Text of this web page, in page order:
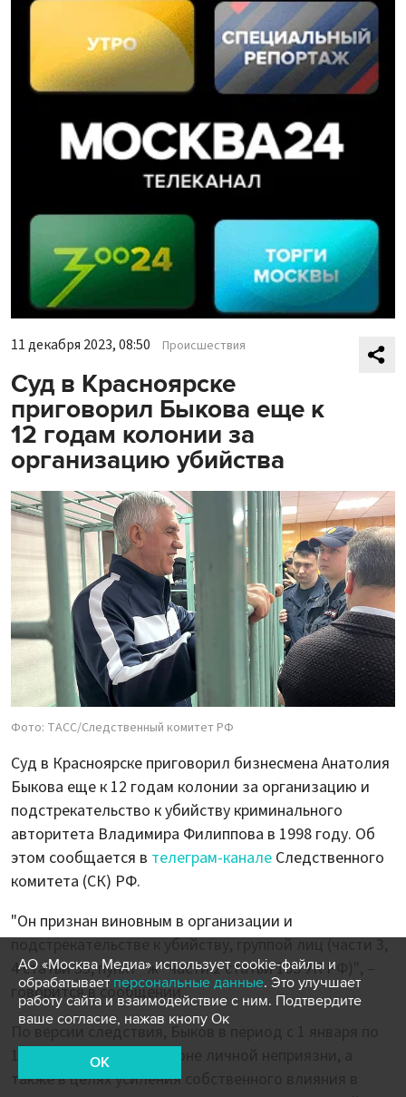
11 декабря 2023, 08:50 Происшествия
Суд в Красноярске
приговорил Быкова еще к
12 годам колонии за
организацию убийства
Фото: ТАСС/Следственный комитет РФ
Суд в Красноярске приговорил бизнесмена Анатолия
Быкова еще к 12 годам колонии за организацию и
подстрекательство к убийству криминального
авторитета Владимира Филиппова в 1998 году. Об
этом сообщается в телеграм-канале Следственного
комитета (СК) РФ.
"Он признан виновным в организации и
4 статьи 33, пункт "ж" части 2 статьи 105 УК РФ)", –
говорится в сообщении.
По версии следствия, Быков в период с 1 января по
18 июня 1998 года на фоне личной неприязни, а
также в целях усиления собственного влияния в
АО «Москва Медиа» использует cookie-файлы и
обрабатывает персональные данные. Это улучшает
работу сайта и взаимодействие с ним. Подтвердите
ваше согласие, нажав кнопу Ок
OK